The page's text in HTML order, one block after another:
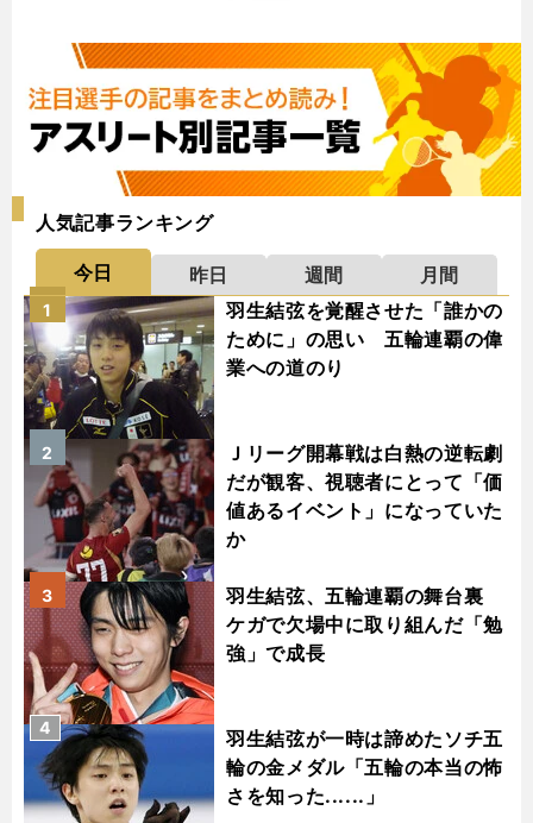
人気記事ランキング
今日 昨日 週間
月間
羽生結弦を覚醒させた「誰かの
ために」の思い 五輪連覇の偉
業への道のり
1
Ｊリーグ開幕戦は白熱の逆転劇
だが観客、視聴者にとって「価
値あるイベント」になっていた
か
2
羽生結弦、五輪連覇の舞台裏
ケガで欠場中に取り組んだ「勉
強」で成長
3
羽生結弦が一時は諦めたソチ五
輪の金メダル「五輪の本当の怖
さを知った......」
4